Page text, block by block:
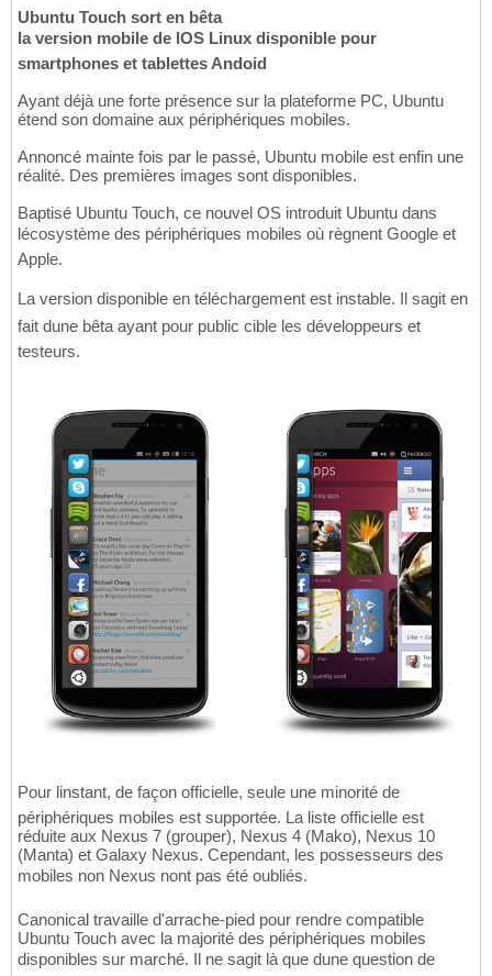
Ubuntu Touch sort en bêta
la version mobile de lOS Linux disponible pour
smartphones et tablettes Andoid
Ayant déjà une forte présence sur la plateforme PC, Ubuntu
étend son domaine aux périphériques mobiles.
Annoncé mainte fois par le passé, Ubuntu mobile est enfin une
réalité. Des premières images sont disponibles.
Baptisé Ubuntu Touch, ce nouvel OS introduit Ubuntu dans
lécosystème des périphériques mobiles où règnent Google et
Apple.
La version disponible en téléchargement est instable. Il sagit en
fait dune bêta ayant pour public cible les développeurs et
testeurs.
Pour linstant, de façon officielle, seule une minorité de
périphériques mobiles est supportée. La liste officielle est
réduite aux Nexus 7 (grouper), Nexus 4 (Mako), Nexus 10
(Manta) et Galaxy Nexus. Cependant, les possesseurs des
mobiles non Nexus nont pas été oubliés.
Canonical travaille d'arrache-pied pour rendre compatible
Ubuntu Touch avec la majorité des périphériques mobiles
disponibles sur marché. Il ne sagit là que dune question de